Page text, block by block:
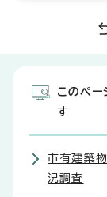
このペー
す
市有建築
況調査